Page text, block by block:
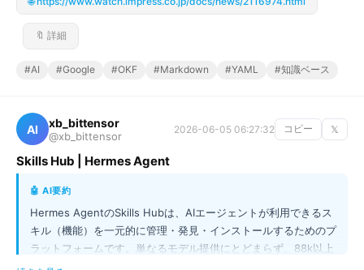
知識をオープンなグラフ構造としてAIに提供します。これによ
り、AIが単なる情報検索ではなく、文脈を理解した上で正確で実
用的な回答を導き出せるようになります。AI開発の標準化が進
🔖 詳細
#AI #Google #OKF #Markdown #YAML #知識ベース
AI xb_bittensor
@xb_bittensor
2026-06-05 06:27:32 コピー 𝕏
Skills Hub | Hermes Agent
🤖 AI要約
Hermes AgentのSkills Hubは、AIエージェントが利用できるス
キル（機能）を一元的に管理・発見・インストールするためのプ
ラットフォームです。単なるモデル提供にとどまらず、88k以上
ものスキルを複数のレジストリから検索・統合できる点が最大の